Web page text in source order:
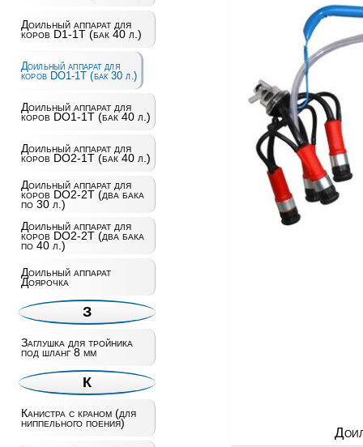
Доильный аппарат для
коров D1-1T (бак 40 л.)
Доильный аппарат для
коров DO1-1T (бак 30 л.)
Доильный аппарат для
коров DO1-1T (бак 40 л.)
Доильный аппарат для
коров DO2-1T (бак 40 л.)
Доильный аппарат для
коров DO2-2T (два бака
по 30 л.)
Доильный аппарат для
коров DO2-2T (два бака
по 40 л.)
Доильный аппарат
Доярочка
З
Заглушка для тройника
под шланг 8 мм
К
Канистра с краном (для
ниппельного поения)